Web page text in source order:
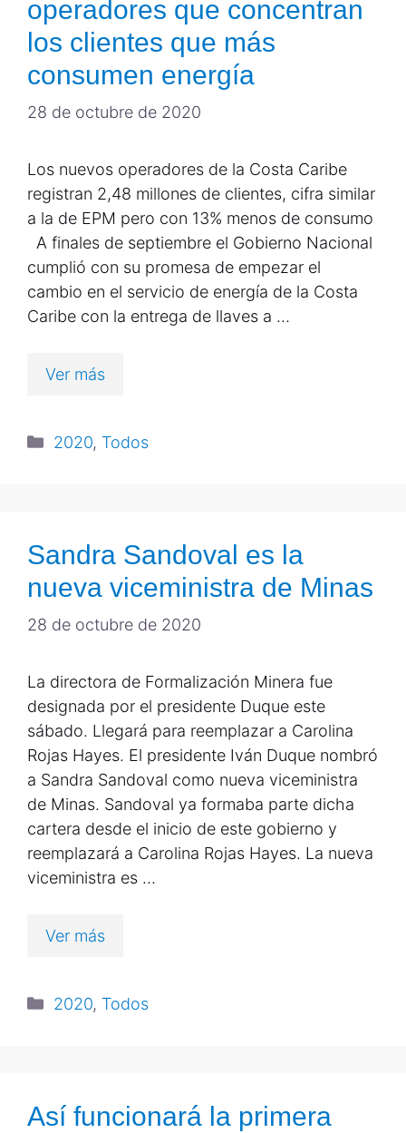
operadores que concentran
los clientes que más
consumen energía
28 de octubre de 2020
Los nuevos operadores de la Costa Caribe
registran 2,48 millones de clientes, cifra similar
a la de EPM pero con 13% menos de consumo
A finales de septiembre el Gobierno Nacional
cumplió con su promesa de empezar el
cambio en el servicio de energía de la Costa
Caribe con la entrega de llaves a …
Ver más
2020, Todos
Sandra Sandoval es la
nueva viceministra de Minas
28 de octubre de 2020
La directora de Formalización Minera fue
designada por el presidente Duque este
sábado. Llegará para reemplazar a Carolina
Rojas Hayes. El presidente Iván Duque nombró
a Sandra Sandoval como nueva viceministra
de Minas. Sandoval ya formaba parte dicha
cartera desde el inicio de este gobierno y
reemplazará a Carolina Rojas Hayes. La nueva
viceministra es …
Ver más
2020, Todos
Así funcionará la primera